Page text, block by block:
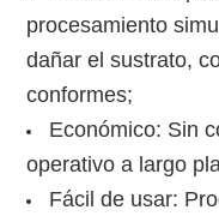
procesamiento
dañar el sustrato,
conformes;
Económico: Sin
operativo a largo
Fácil de usar: